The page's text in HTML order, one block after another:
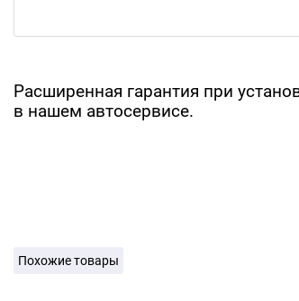
Расширенная гарантия при
в нашем автосервисе.
Похожие товары